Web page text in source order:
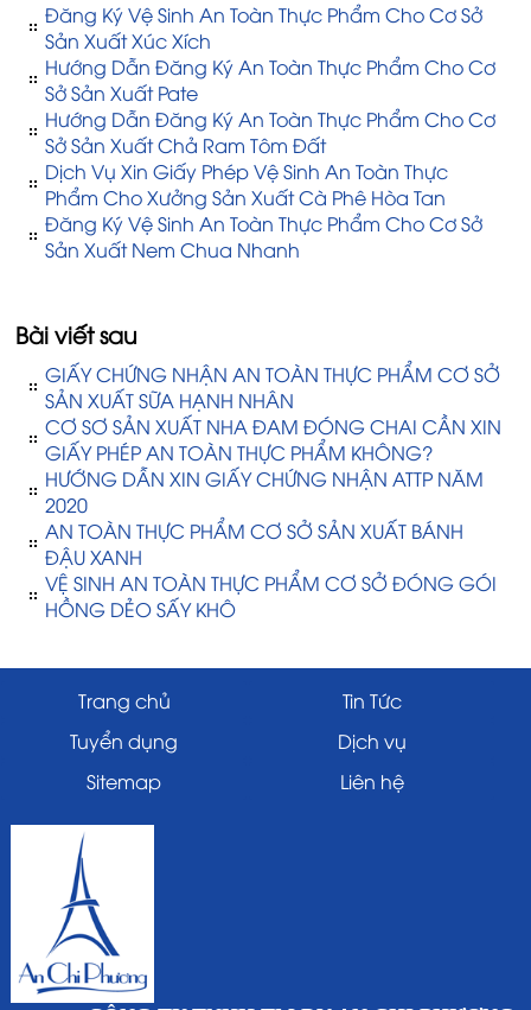
Đăng Ký Vệ Sinh An Toàn Thực Phẩm Cho Cơ Sở
Sản Xuất Xúc Xích
Hướng Dẫn Đăng Ký An Toàn Thực Phẩm Cho Cơ
Sở Sản Xuất Pate
Hướng Dẫn Đăng Ký An Toàn Thực Phẩm Cho Cơ
Sở Sản Xuất Chả Ram Tôm Đất
Dịch Vụ Xin Giấy Phép Vệ Sinh An Toàn Thực
Phẩm Cho Xưởng Sản Xuất Cà Phê Hòa Tan
Đăng Ký Vệ Sinh An Toàn Thực Phẩm Cho Cơ Sở
Sản Xuất Nem Chua Nhanh
Bài viết sau
GIẤY CHỨNG NHẬN AN TOÀN THỰC PHẨM CƠ SỞ
SẢN XUẤT SỮA HẠNH NHÂN
CƠ SƠ SẢN XUẤT NHA ĐAM ĐÓNG CHAI CẦN XIN
GIẤY PHÉP AN TOÀN THỰC PHẨM KHÔNG?
HƯỚNG DẪN XIN GIẤY CHỨNG NHẬN ATTP NĂM
2020
AN TOÀN THỰC PHẨM CƠ SỞ SẢN XUẤT BÁNH
ĐẬU XANH
VỆ SINH AN TOÀN THỰC PHẨM CƠ SỞ ĐÓNG GÓI
HỒNG DẺO SẤY KHÔ
Trang chủ
Tin Tức
Tuyển dụng
Dịch vụ
Sitemap
Liên hệ